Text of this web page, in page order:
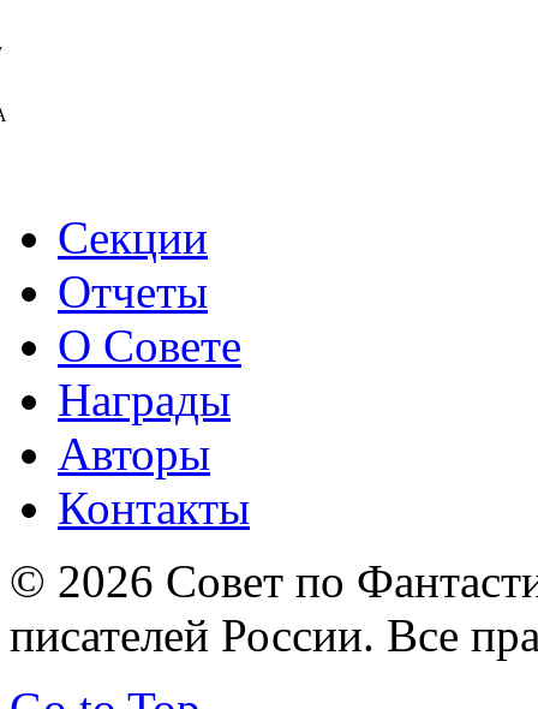
Секции
Отчеты
О Совете
Награды
Авторы
Контакты
© 2026 Совет по
писателей России. Все